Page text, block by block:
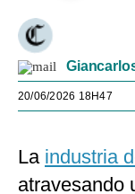
20/06/2026 18H47
La industria
atravesando